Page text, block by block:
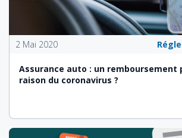
2 Mai 2020
Assurance auto : un remboursement
raison du coronavirus ?